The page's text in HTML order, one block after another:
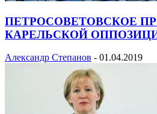
ПЕТРОСОВЕТОВСКОЕ
КАРЕЛЬСКОЙ
Александр Степанов - 01.04.2019